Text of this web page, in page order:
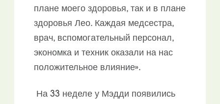
плане моего здоровья, так и в плане
здоровья Лео. Каждая медсестра,
врач, вспомогательный персонал,
экономка и техник оказали на нас
положительное влияние».
На 33 неделе у Мэдди появились